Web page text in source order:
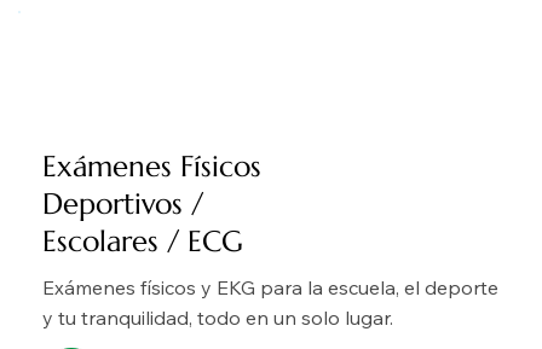
Exámenes Físicos
Deportivos /
Escolares / ECG
Exámenes físicos y EKG para la escuela, el deporte
y tu tranquilidad, todo en un solo lugar.